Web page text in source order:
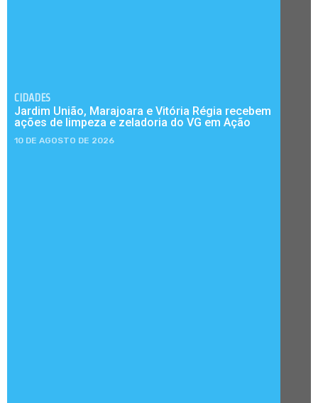
CIDADES
Jardim União, Marajoara e Vitória Régia recebem
ações de limpeza e zeladoria do VG em Ação
10 DE AGOSTO DE 2026